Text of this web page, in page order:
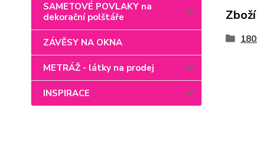
SAMETOVÉ POVLAKY na
dekorační polštáře
ZÁVĚSY NA OKNA
METRÁŽ - látky na prodej
INSPIRACE